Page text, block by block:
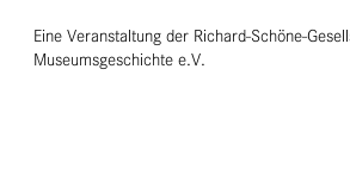
Eine Veranstaltung der Richard-Schöne-
Museumsgeschichte e.V.